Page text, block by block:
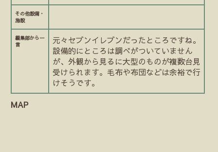
その他設備・
施設
編集部から一
言
元々セブンイレブンだったところですね。
設備的にところは調べがついていません
が、外観から見るに大型のものが複数台見
受けられます。毛布や布団などは余裕で行
けそうです。
MAP